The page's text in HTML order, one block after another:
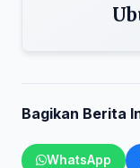
Bagikan Berita
WhatsApp